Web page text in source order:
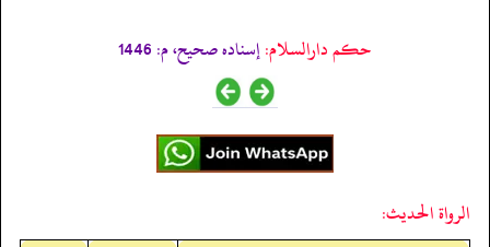
حکم دارالسلام:إسناده صحيح، م: 1446
الرواة الحديث: